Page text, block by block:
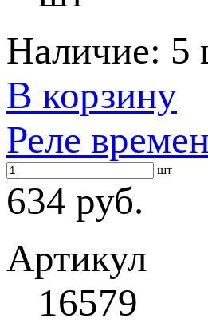
Наличие: 5
В корзину
Реле
шт
634 руб.
Артикул
16579